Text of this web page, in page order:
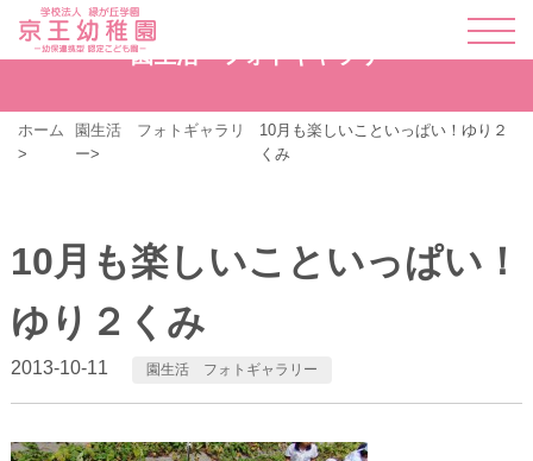
園生活 フォトギャラリー
ホーム
園生活 フォトギャラリ
ー
10月も楽しいこといっぱい！ゆり２
くみ
10月も楽しいこといっぱい！
ゆり２くみ
2013-10-11 園生活 フォトギャラリー